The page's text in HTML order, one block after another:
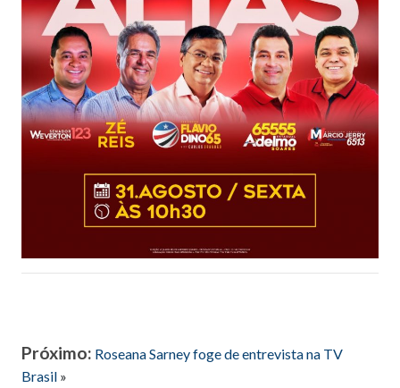
Próximo: Roseana Sarney foge de entrevista na TV
Brasil »